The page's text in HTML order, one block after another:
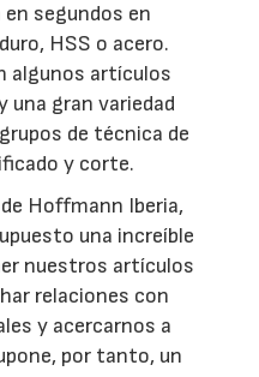
segundos en
HSS o acero.
algunos artículos
una gran variedad
de técnica de
y corte.
Hoffmann Iberia,
una increíble
nuestros artículos
relaciones con
y acercarnos a
por tanto, un